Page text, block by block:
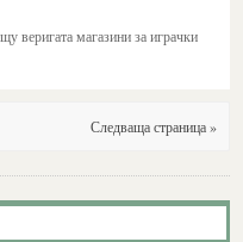
веригата магазини за играчки
Следваща страница »